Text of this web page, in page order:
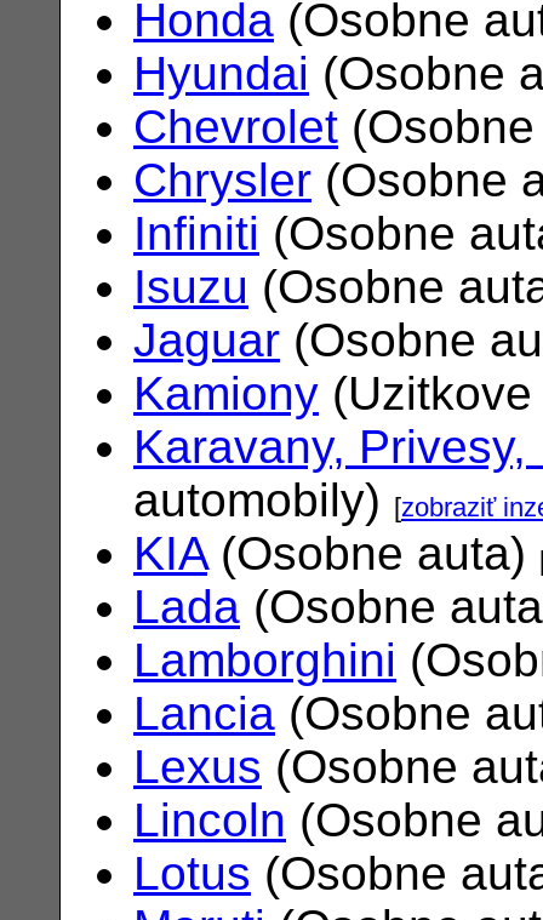
Honda (Osobne
Hyundai (Osobne
Chevrolet
Chrysler (Osobne
Infiniti (Osobne
Isuzu (Osobne
Jaguar (Osobne
Kamiony
Karavany, Privesy,
automobily)
[zobraziť
KIA(Osobne auta)
Lada (Osobne
Lamborghini
Lancia (Osobne
Lexus (Osobne
Lincoln (Osobne
Lotus (Osobne